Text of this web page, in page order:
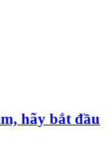
hãy bắt đầu